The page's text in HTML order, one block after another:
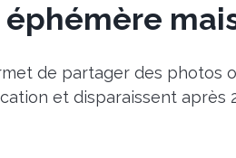
de partager des photos
et disparaissent après